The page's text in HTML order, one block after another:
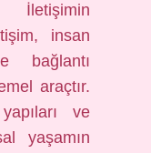
İletişimin
insan
bağlantı
araçtır.
ve
yaşamın